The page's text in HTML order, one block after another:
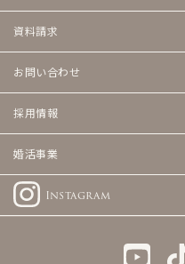
資料請求
お問い合わせ
採用情報
婚活事業
Instagram